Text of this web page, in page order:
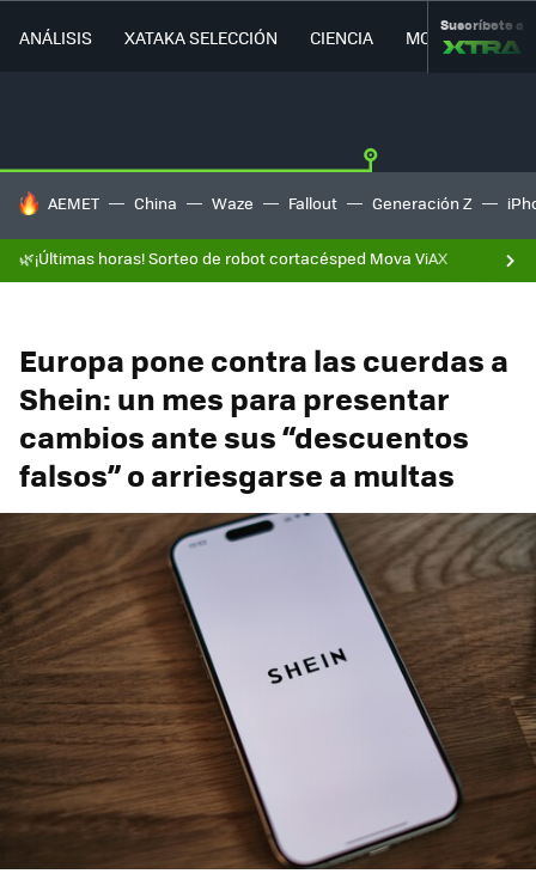
ANÁLISIS XATAKA SELECCIÓN CIENCIA MOVILIDAD
Suscríbete a
HOY SE HABLA DE
AEMET China Waze Fallout Generación Z
🌿¡Últimas horas! Sorteo de robot cortacésped Mova ViAX
Europa pone contra las cuerdas a
Shein: un mes para presentar
cambios ante sus “descuentos
falsos” o arriesgarse a multas